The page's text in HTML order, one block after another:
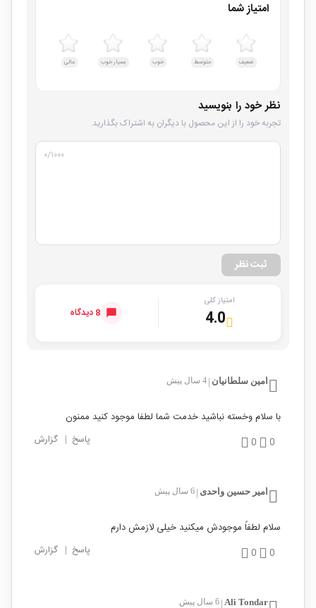
امتیاز شما
ضعیف متوسط خوب بسیار خوب عالی
نظر خود را بنویسید
تجربه خود را از این محصول با دیگران به اشتراک بگذارید.
۰/۱۰۰۰
ثبت نظر
امتیاز کلی
4.0 8 دیدگاه
امین سلطانیان 4 سال پیش
با سلام وخسته نباشید خدمت شما لطفا موجود کنید ممنون
0
0 پاسخ | گزارش
امیر حسین واحدی 6 سال پیش
سلام لطفاً موجودش میکنید خیلی لازمش دارم
0
0 پاسخ | گزارش
Ali Tondar 6 سال پیش